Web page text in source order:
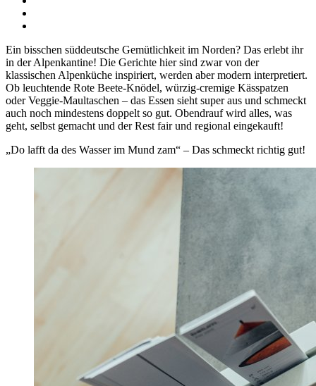
Ein bisschen süddeutsche Gemütlichkeit im Norden? Das erlebt ihr
in der Alpenkantine! Die Gerichte hier sind zwar von der
klassischen Alpenküche inspiriert, werden aber modern interpretiert.
Ob leuchtende Rote Beete-Knödel, würzig-cremige Kässpatzen
oder Veggie-Maultaschen – das Essen sieht super aus und schmeckt
auch noch mindestens doppelt so gut. Obendrauf wird alles, was
geht, selbst gemacht und der Rest fair und regional eingekauft!
„Do lafft da des Wasser im Mund zam“ – Das schmeckt richtig gut!